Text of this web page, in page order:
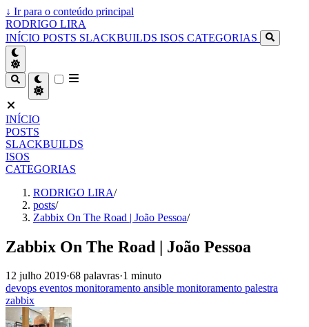
↓ Ir para o conteúdo principal
RODRIGO LIRA
INÍCIO POSTS SLACKBUILDS ISOS CATEGORIAS
INÍCIO
POSTS
SLACKBUILDS
ISOS
CATEGORIAS
RODRIGO LIRA/
posts/
Zabbix On The Road | João Pessoa/
Zabbix On The Road | João Pessoa
12 julho 2019·68 palavras·1 minuto
devops eventos monitoramento ansible monitoramento palestra
zabbix